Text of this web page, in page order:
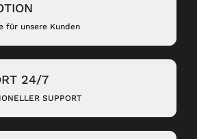
für unsere Kunden
24/7
SUPPORT